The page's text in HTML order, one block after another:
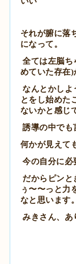
それが腑に落
になって。
全ては左脳ち
めていた存在)
なんとかしよ
とをし始めた
ないかと感じ
誘導の中でも
何かが見えて
今の自分に必
だからピンと
ぅ〜〜っと力
なと思います。
みきさん、あ